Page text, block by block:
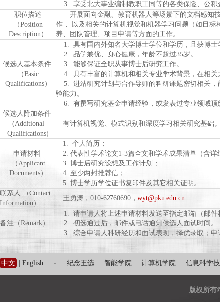
3. 享受北大事业编制教职工同等的各类保险、公积
职位描述
（Position
Description）
开展面向金融、教育机器人等场景下的文档感知技
作， 以及相关的计算机视觉和机器学习问题（如目
养、团队管理、项目申请等方面的工作。
候选人基本条件
（Basic
Qualifications）
1. 具有国内外知名大学博士学位和学历，且获博士
2. 品学兼优、身心健康，年龄不超过35岁。
3. 能够保证全职从事博士后研究工作。
4. 具有丰富的计算机和相关专业学术背景，在相关
5. 进站研究计划与合作导师的科研课题密切相关，
验能力。
6. 有撰写研究基金申请经验，或发表过专业领域顶
候选人附加条件
(Additional
Qualifications)
有计算机视觉、模式识别和深度学习相关研究基础
申请材料
（Applicant
Documents）
1. 个人简历；
2. 代表性学术论文1-3篇全文和学术成果清单（含详
3. 博士后研究设想及工作计划；
4. 至少两封推荐信；
5. 博士学历学位证书复印件及其它相关证明。
联系人 （Contact
Information）
王勇涛，010-62760690， wyt@pku.edu.cn
备注（Remark）
1. 请申请人将上述申请材料发送至指定邮箱（邮件
2. 初选通过后，邮件或电话通知候选人面试时间。
3. 综合申请人科研经历和面试表现，择优录取；申
中文 English · 纪念王选 智能学院 计算机学院 信息科学
版权所有